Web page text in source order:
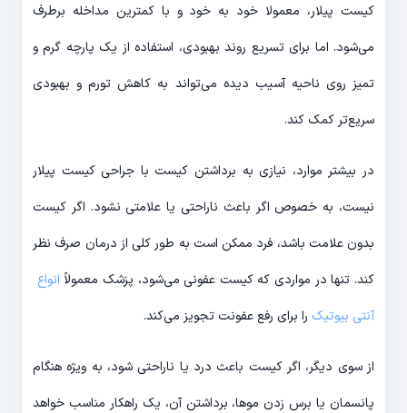
کیست پیلار، معمولا خود به خود و با کمترین مداخله برطرف
می‌شود. اما برای تسریع روند بهبودی، استفاده از یک پارچه گرم و
تمیز روی ناحیه آسیب دیده می‌تواند به کاهش تورم و بهبودی
سریع‌تر کمک کند.
در بیشتر موارد، نیازی به برداشتن کیست با جراحی کیست پیلار
نیست، به خصوص اگر باعث ناراحتی یا علامتی نشود. اگر کیست
بدون علامت باشد، فرد ممکن است به طور کلی از درمان صرف نظر
کند. تنها در مواردی که کیست عفونی می‌شود، پزشک معمولاً انواع
آنتی بیوتیک را برای رفع عفونت تجویز می‌کند.
از سوی دیگر، اگر کیست باعث درد یا ناراحتی شود، به ویژه هنگام
پانسمان یا برس زدن موها، برداشتن آن، یک راهکار مناسب خواهد